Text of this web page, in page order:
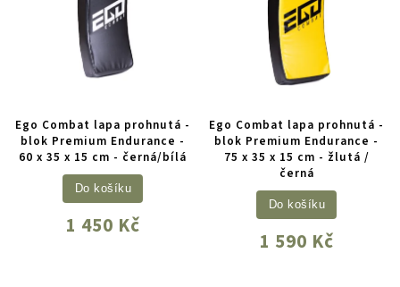
Ego Combat lapa prohnutá -
blok Premium Endurance -
60 x 35 x 15 cm - černá/bílá
1 450 Kč
Do košíku
Ego Combat lapa prohnutá -
blok Premium Endurance -
75 x 35 x 15 cm - žlutá /
černá
1 590 Kč
Do košíku